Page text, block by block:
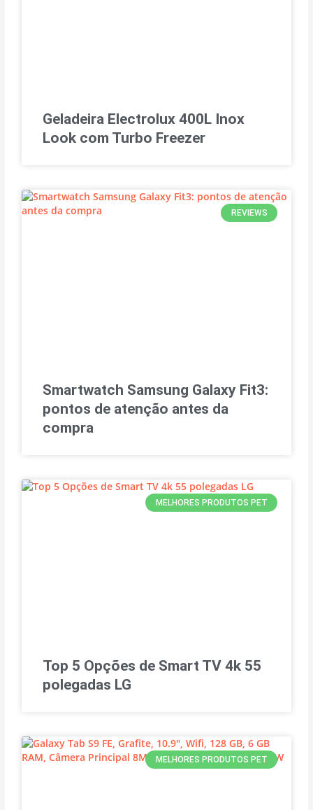
Geladeira Electrolux 400L Inox
Look com Turbo Freezer
REVIEWS
Smartwatch Samsung Galaxy Fit3:
pontos de atenção antes da
compra
MELHORES PRODUTOS PET
Top 5 Opções de Smart TV 4k 55
polegadas LG
MELHORES PRODUTOS PET